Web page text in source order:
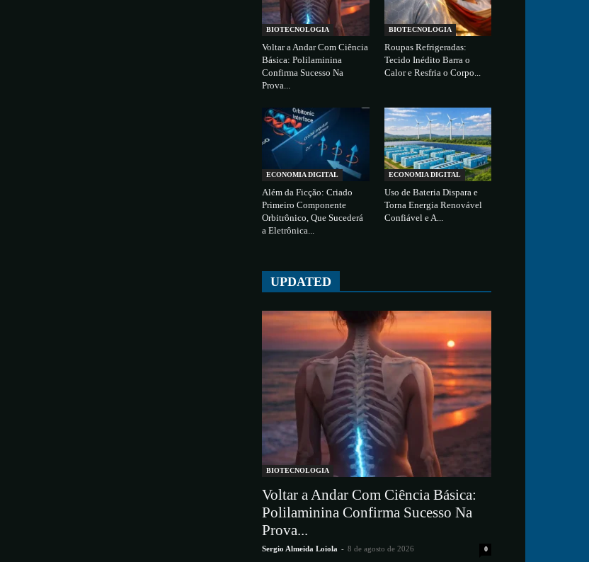
BIOTECNOLOGIA
Voltar a Andar Com Ciência
Básica: Polilaminina
Confirma Sucesso Na
Prova...
BIOTECNOLOGIA
Roupas Refrigeradas:
Tecido Inédito Barra o
Calor e Resfria o Corpo...
ECONOMIA DIGITAL
Além da Ficção: Criado
Primeiro Componente
Orbitrônico, Que Sucederá
a Eletrônica...
ECONOMIA DIGITAL
Uso de Bateria Dispara e
Torna Energia Renovável
Confiável e A...
UPDATED
BIOTECNOLOGIA
Voltar a Andar Com Ciência Básica:
Polilaminina Confirma Sucesso Na
Prova...
Sergio Almeida Loiola - 8 de agosto de 2026 0